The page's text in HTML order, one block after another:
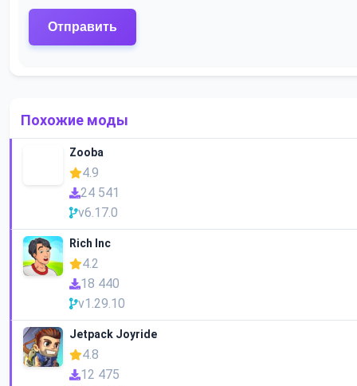
Похожие моды
Zooba
4.9
24 541
v6.17.0
Rich Inc
4.2
18 440
v1.29.10
Jetpack Joyride
4.8
12 475